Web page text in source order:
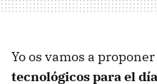
Yo os vamos a proponer
tecnológicos para el